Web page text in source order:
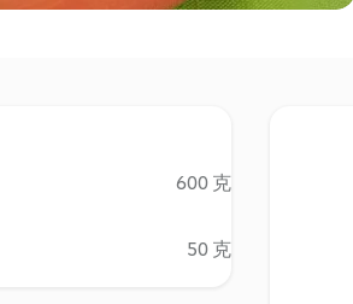
600 克
50 克